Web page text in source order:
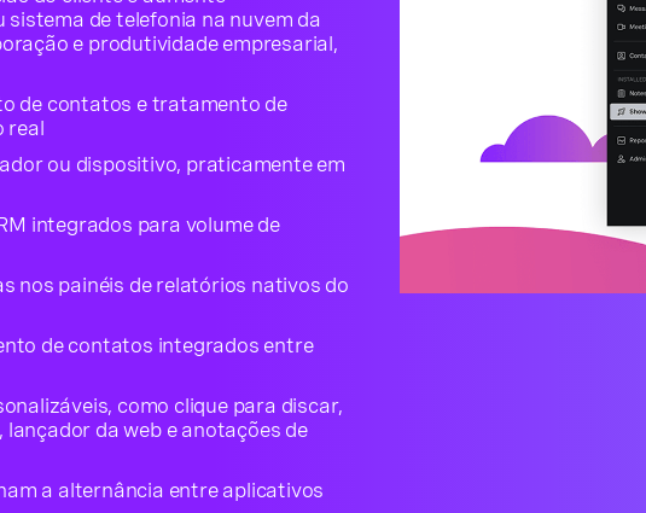
de telefonia na nuvem da
e produtividade empresarial,
de contatos e tratamento de
real
ou dispositivo, praticamente em
integrados para volume de
nos painéis de relatórios nativos do
de contatos integrados entre
como clique para discar,
da web e anotações de
a alternância entre aplicativos